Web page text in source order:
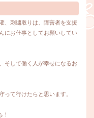
、刺繍取りは、障害者を支援
にお仕事としてお願いしてい
そして働く人が幸せになるお
って行けたらと思います。